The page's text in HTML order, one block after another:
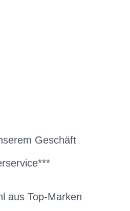
Geschäft
aus Top-Marken